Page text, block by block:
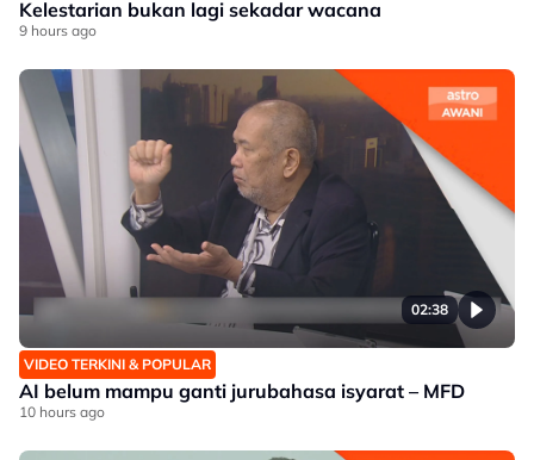
Kelestarian bukan lagi sekadar wacana
9 hours ago
02:38
VIDEO TERKINI & POPULAR
AI belum mampu ganti jurubahasa isyarat – MFD
10 hours ago